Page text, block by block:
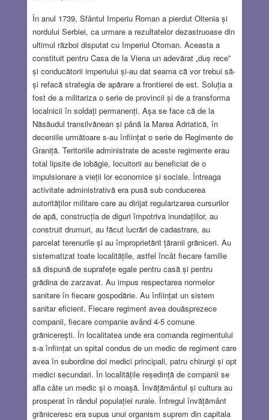
În anul 1739, Sfântul Imperiu Roman a pierdut Oltenia și
nordului Serbiei, ca urmare a rezultatelor dezastruoase din
ultimul război disputat cu Imperiul Otoman. Aceasta a
constituit pentru Casa de la Viena un adevărat „duș rece”
și conducătorii imperiului și-au dat seama că vor trebui să-
și refacă strategia de apărare a frontierei de est. Soluția a
fost de a militariza o serie de provincii și de a transforma
localnicii în soldați permanenți. Așa se face că de la
Năsăudul transilvănean și până la Marea Adriatică, în
deceniile următoare s-au înființat o serie de Regimente de
Graniță. Teritoriile administrate de aceste regimente erau
total lipsite de iobăgie, locuitorii au beneficiat de o
impulsionare a vieții lor economice și sociale. Întreaga
activitate administrativă era pusă sub conducerea
autorităților militare care au dirijat regularizarea cursurilor
de apă, construcția de diguri împotriva inundațiilor, au
construit drumuri, au făcut lucrări de cadastrare, au
parcelat terenurile și au împroprietărit țăranii grăniceri. Au
sistematizat toate localitățile, astfel încât fiecare familie
să dispună de suprafețe egale pentru casă și pentru
grădina de zarzavat. Au impus respectarea normelor
sanitare în fiecare gospodărie. Au înființat un sistem
sanitar eficient. Fiecare regiment avea douăsprezece
companii, fiecare companie având 4-5 comune
grănicerești. În localitatea unde era comanda regimentului
s-a înființat un spital condus de un medic de regiment care
avea în subordine doi medici principali, patru chirurgi și opt
medici secundari. În localitățile reședință de companii se
afla câte un medic și o moașă. Învățământul și cultura au
prosperat în rândul populației rurale. Întregul învățământ
grăniceresc era supus unui organism suprem din capitala